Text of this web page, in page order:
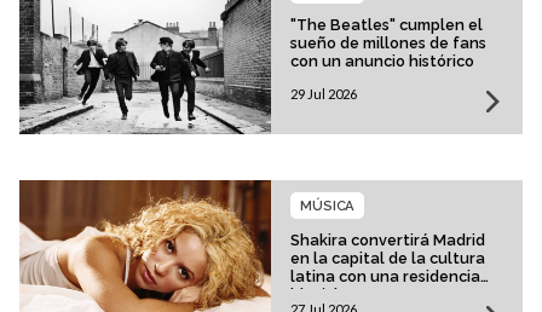
"The Beatles" cumplen el
sueño de millones de fans
con un anuncio histórico
29 Jul 2026
Shakira convertirá Madrid
en la capital de la cultura
latina con una residencia
histórica
MÚSICA